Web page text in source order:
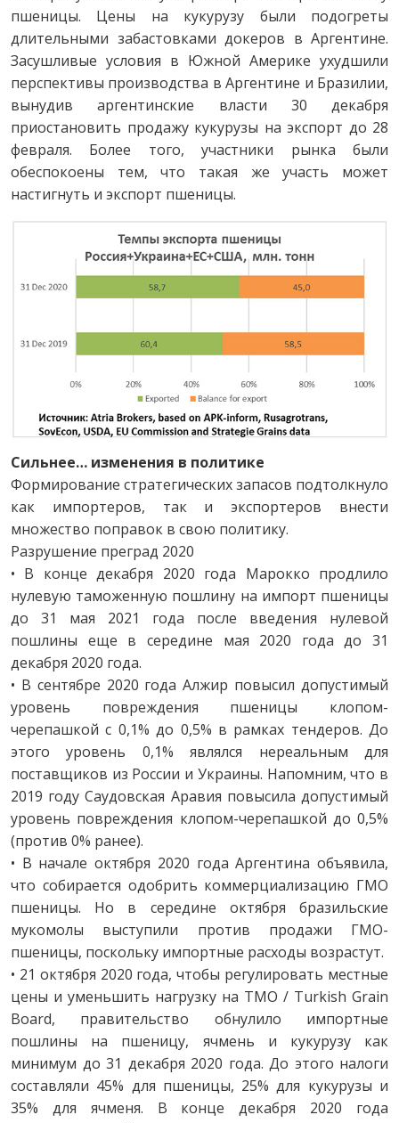
пшеницы. Цены на кукурузу были подогреты
длительными забастовками докеров в Аргентине.
Засушливые условия в Южной Америке ухудшили
перспективы производства в Аргентине и Бразилии,
вынудив аргентинские власти 30 декабря
приостановить продажу кукурузы на экспорт до 28
февраля. Более того, участники рынка были
обеспокоены тем, что такая же участь может
настигнуть и экспорт пшеницы.
Сильнее… изменения в политике
Формирование стратегических запасов подтолкнуло
как импортеров, так и экспортеров внести
множество поправок в свою политику.
Разрушение преград 2020
• В конце декабря 2020 года Марокко продлило
нулевую таможенную пошлину на импорт пшеницы
до 31 мая 2021 года после введения нулевой
пошлины еще в середине мая 2020 года до 31
декабря 2020 года.
• В сентябре 2020 года Алжир повысил допустимый
уровень повреждения пшеницы клопом-
черепашкой с 0,1% до 0,5% в рамках тендеров. До
этого уровень 0,1% являлся нереальным для
поставщиков из России и Украины. Напомним, что в
2019 году Саудовская Аравия повысила допустимый
уровень повреждения клопом-черепашкой до 0,5%
(против 0% ранее).
• В начале октября 2020 года Аргентина объявила,
что собирается одобрить коммерциализацию ГМО
пшеницы. Но в середине октября бразильские
мукомолы выступили против продажи ГМО-
пшеницы, поскольку импортные расходы возрастут.
• 21 октября 2020 года, чтобы регулировать местные
цены и уменьшить нагрузку на TMO / Turkish Grain
Board, правительство обнулило импортные
пошлины на пшеницу, ячмень и кукурузу как
минимум до 31 декабря 2020 года. До этого налоги
составляли 45% для пшеницы, 25% для кукурузы и
35% для ячменя. В конце декабря 2020 года